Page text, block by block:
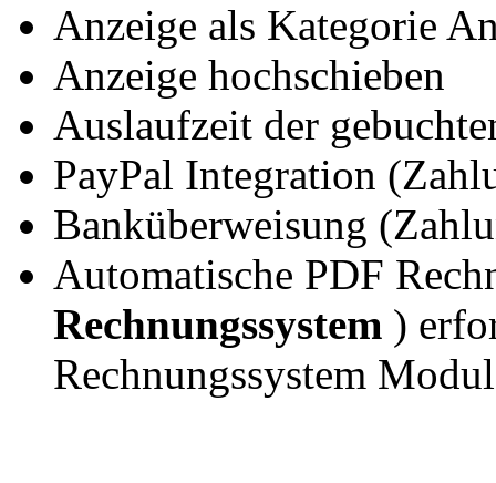
Anzeige als Kategorie
Anzeige hochschieben
Auslaufzeit der
PayPal Integration
Banküberweisung
Automatische PDF
Rechnungssystem )
Rechnungssystem